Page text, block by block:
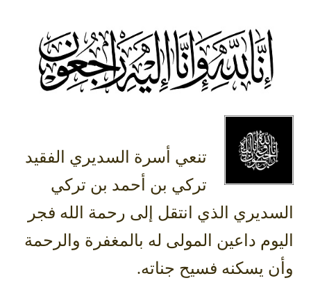
تنعي أسرة السديري الفقيد
تركي بن أحمد بن تركي
السديري الذي انتقل إلى رحمة الله فجر
اليوم داعين المولى له بالمغفرة والرحمة
وأن يسكنه فسيح جناته.